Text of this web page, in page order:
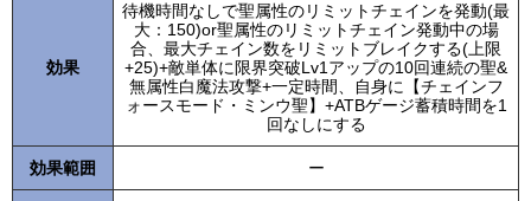
効果
待機時間なしで聖属性のリミットチェインを発動(最
大：150)or聖属性のリミットチェイン発動中の場
合、最大チェイン数をリミットブレイクする(上限
+25)+敵単体に限界突破Lv1アップの10回連続の聖&
無属性白魔法攻撃+一定時間、自身に【チェインフ
ォースモード・ミンウ聖】+ATBゲージ蓄積時間を1
回なしにする
効果範囲 ー